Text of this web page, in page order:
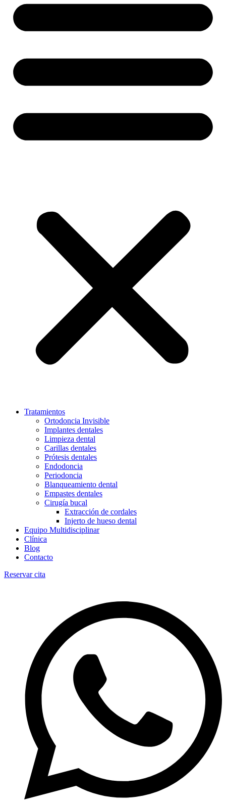
Tratamientos
Ortodoncia Invisible
Implantes dentales
Limpieza dental
Carillas dentales
Prótesis dentales
Endodoncia
Periodoncia
Blanqueamiento dental
Empastes dentales
Cirugía bucal
Extracción de cordales
Injerto de hueso dental
Equipo Multidisciplinar
Clínica
Blog
Contacto
Reservar cita